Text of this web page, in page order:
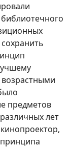
предметов
лет